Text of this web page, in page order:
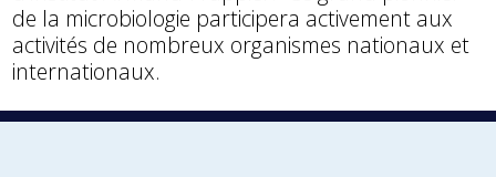
de la microbiologie participera activement aux
activités de nombreux organismes nationaux et
internationaux.